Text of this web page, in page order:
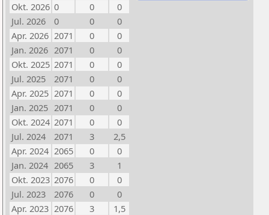
Okt. 2026 0 0
0
Jul. 2026
0 0
0
Apr. 2026 2071 0
0
Jan. 2026 2071 0
0
Okt. 2025 2071 0
0
Jul. 2025
2071 0
0
Apr. 2025 2071 0
0
Jan. 2025 2071 0
0
Okt. 2024 2071 0
0
Jul. 2024
2071 3
2,5
Apr. 2024 2065 0
0
Jan. 2024 2065 3
1
Okt. 2023 2076 0
0
Jul. 2023
2076 0
0
Apr. 2023 2076 3
1,5